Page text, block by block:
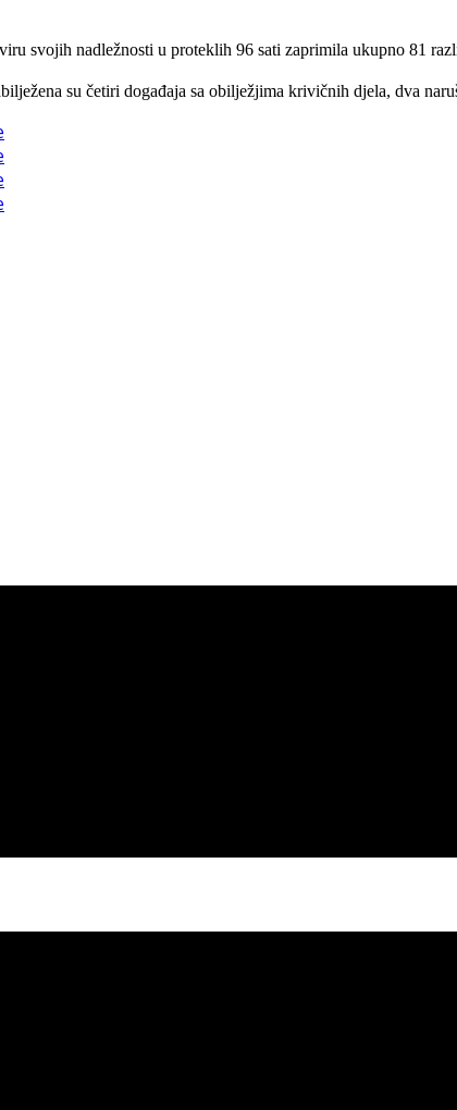
svojih nadležnosti u proteklih 96 sati zaprimila ukupno 81
su četiri događaja sa obilježjima krivičnih djela, dva